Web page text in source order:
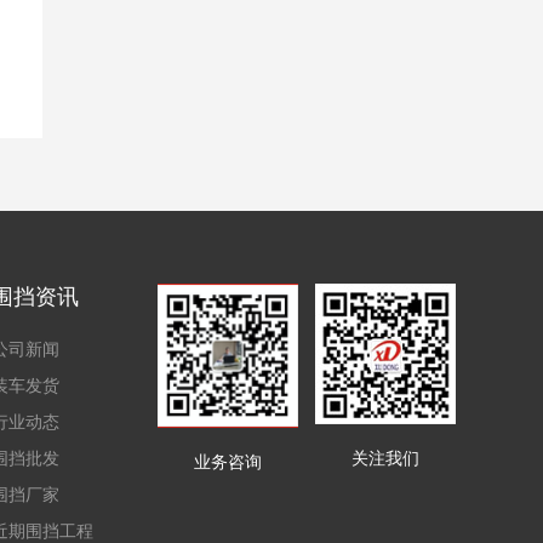
挡资讯
司新闻
车发货
业动态
挡批发
挡厂家
期围挡工程
业务咨询 关注我们